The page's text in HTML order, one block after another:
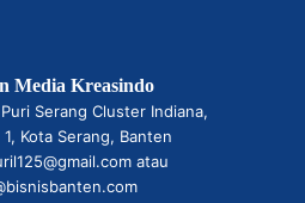
Media Kreasindo
Serang Cluster Indiana,
Kota Serang, Banten
atau